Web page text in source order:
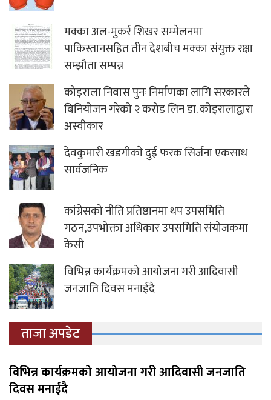
मक्का अल-मुकर्र शिखर सम्मेलनमा
पाकिस्तानसहित तीन देशबीच मक्का संयुक्त रक्षा
सम्झौता सम्पन्न
कोइराला निवास पुनः निर्माणका लागि सरकारले
बिनियोजन गरेको २ करोड लिन डा. कोइरालाद्वारा
अस्वीकार
देवकुमारी खडगीकाे दुई फरक सिर्जना एकसाथ
सार्वजनिक
कांग्रेसको नीति प्रतिष्ठानमा थप उपसमिति
गठन,उपभोक्ता अधिकार उपसमिति संयोजकमा
केसी
विभिन्न कार्यक्रमको आयोजना गरी आदिवासी
जनजाति दिवस मनाईंदै
ताजा अपडेट
विभिन्न कार्यक्रमको आयोजना गरी आदिवासी जनजाति
दिवस मनाईंदै